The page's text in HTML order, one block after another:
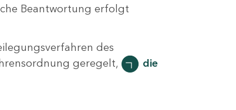
Beantwortung erfolgt
des
geregelt,
die